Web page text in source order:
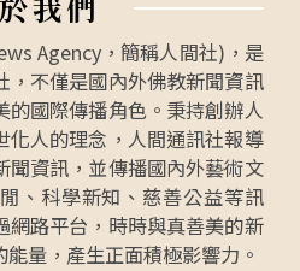
Agency，簡稱人間社)，是
，不僅是國內外佛教新聞資訊
的國際傳播角色。秉持創辦人
化人的理念，人間通訊社報導
聞資訊，並傳播國內外藝術文
、科學新知、慈善公益等訊
網路平台，時時與真善美的新
量，產生正面積極影響力。